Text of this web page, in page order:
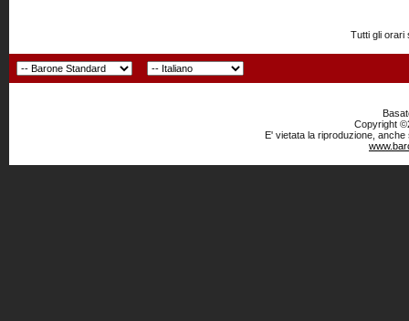
Tutti gli orari
Copyright
E' vietata la riproduzione,